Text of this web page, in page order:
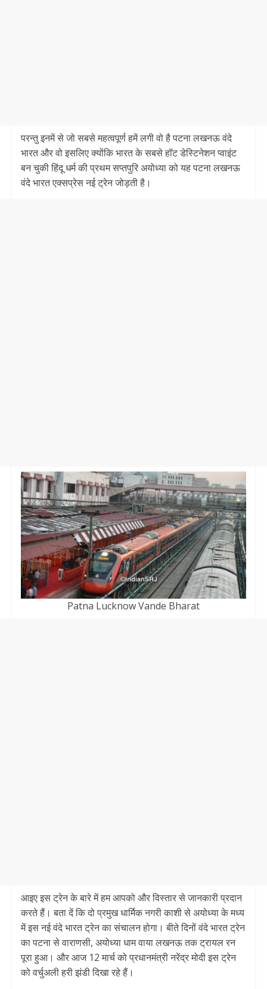
परन्तु इनमें से जो सबसे महत्वपूर्ण हमें लगी वो है पटना लखनऊ वंदे
भारत और वो इसलिए क्योंकि भारत के सबसे हॉट डेस्टिनेशन प्वाइंट
बन चुकी हिंदू धर्म की प्रथम सप्तपुरि अयोध्या को यह पटना लखनऊ
वंदे भारत एक्सप्रेस नई ट्रेन जोड़ती है।
Patna Lucknow Vande Bharat
आइए इस ट्रेन के बारे में हम आपको और विस्तार से जानकारी प्रदान
करते हैं। बता दें कि दो प्रमुख धार्मिक नगरी काशी से अयोध्या के मध्य
में इस नई वंदे भारत ट्रेन का संचालन होगा। बीते दिनों वंदे भारत ट्रेन
का पटना से वाराणसी, अयोध्या धाम वाया लखनऊ तक ट्रायल रन
पूरा हुआ। और आज 12 मार्च को प्रधानमंत्री नरेंद्र मोदी इस ट्रेन
को वर्चुअली हरी झंडी दिखा रहे हैं।